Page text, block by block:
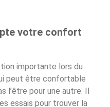
votre confort
importante lors du
peut être confortable
l’être pour une autre. Il
essais pour trouver la